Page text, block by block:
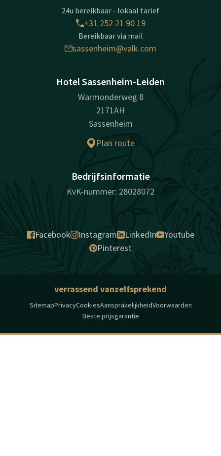
24u bereikbaar - lokaal tarief
+31 252 21 90 19
Bereikbaar via mail
sassenheim@valk.com
Hotel Sassenheim-Leiden
Warmonderweg 8
2171AH
Sassenheim
Plan route
Bedrijfsinformatie
KvK-nummer: 28028072
Facebook Instagram LinkedIn
Youtube
Pinterest
verrassend vanzelfsprekend
SitemapPrivacyCookiesAansprakelijkheidVoorwaarden
Beste prijsgarantie